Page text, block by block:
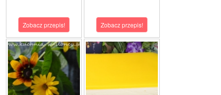
Zobacz przepis! Zobacz przepis!